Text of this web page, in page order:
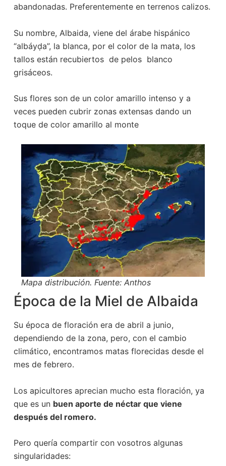
abandonadas. Preferentemente en terrenos calizos.
Su nombre, Albaida, viene del árabe hispánico
“albáyḍa”, la blanca, por el color de la mata, los
tallos están recubiertos de pelos blanco
grisáceos.
Sus flores son de un color amarillo intenso y a
veces pueden cubrir zonas extensas dando un
toque de color amarillo al monte
Mapa distribución. Fuente: Anthos
Época de la Miel de Albaida
Su época de floración era de abril a junio,
dependiendo de la zona, pero, con el cambio
climático, encontramos matas florecidas desde el
mes de febrero.
Los apicultores aprecian mucho esta floración, ya
que es un buen aporte de néctar que viene
después del romero.
Pero quería compartir con vosotros algunas
singularidades: